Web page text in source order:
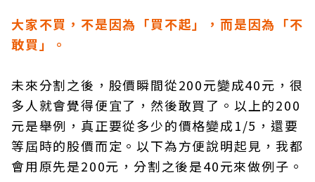
大家不買，不是因為「買不起」，而是因為「不
敢買」。
未來分割之後，股價瞬間從200元變成40元，很
多人就會覺得便宜了，然後敢買了。以上的200
元是舉例，真正要從多少的價格變成1/5，還要
等屆時的股價而定。以下為方便說明起見，我都
會用原先是200元，分割之後是40元來做例子。